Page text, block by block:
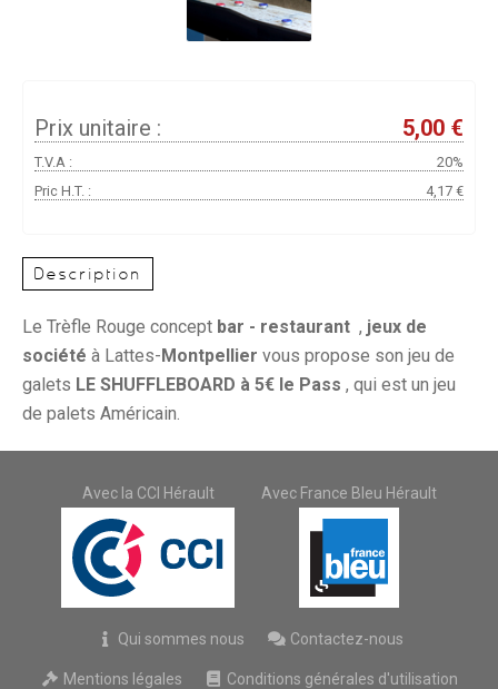
Prix unitaire : 5,00 €
T.V.A :
20%
Pric H.T. :
4,17 €
Description
Le Trèfle Rouge concept bar - restaurant , jeux de
société à Lattes-Montpellier vous propose son jeu de
galets LE SHUFFLEBOARD à 5€ le Pass , qui est un jeu
de palets Américain.
Avec la CCI Hérault Avec France Bleu Hérault
Qui sommes nous Contactez-nous
Mentions légales Conditions générales d'utilisation